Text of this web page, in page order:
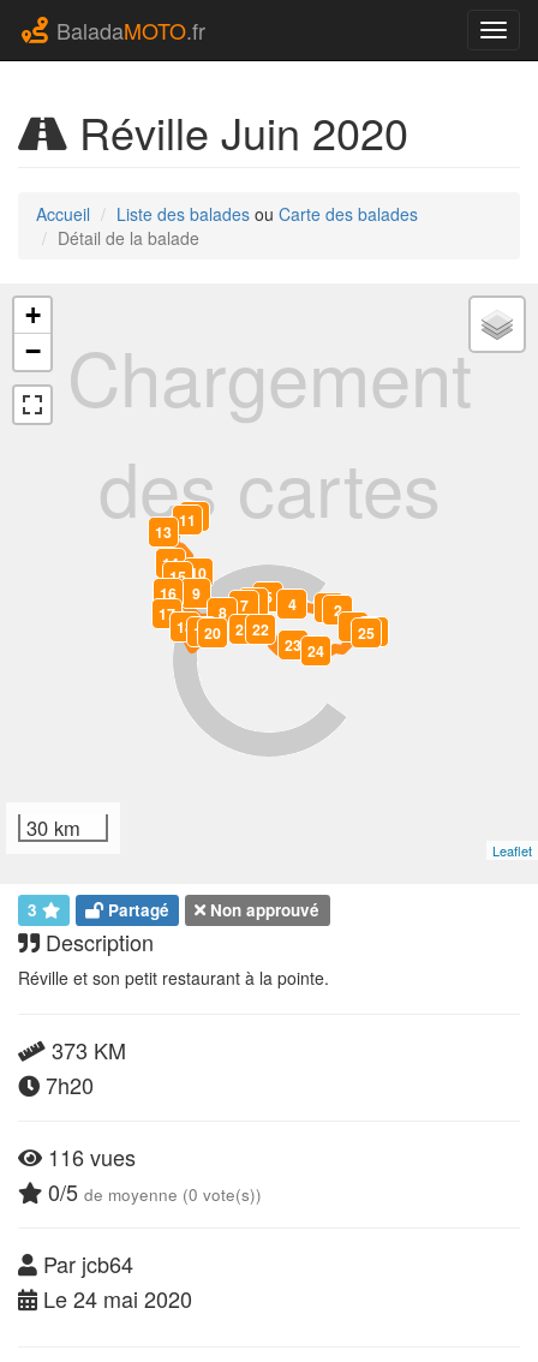
BaladaMOTO.fr
Réville Juin 2020
Accueil Liste des balades ou Carte des balades
Détail de la balade
Chargement
des cartes
0
1
2
4
5
6
7
8
9
10
1112
13
14
15
16
17
18 1920 21 22
23 24
25
26
+
−
30 km
Leaflet
3 Partagé Non approuvé
Description
Réville et son petit restaurant à la pointe.
373 KM
7h20
116 vues
0/5 de moyenne (0 vote(s))
Par jcb64
Le 24 mai 2020